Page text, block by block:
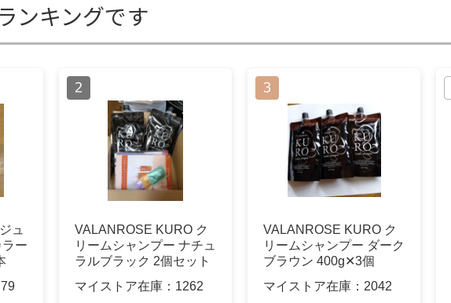
ンキングです
ュ
ー
VALANROSE KURO ク
リームシャンプー ナチュ
ラルブラック 2個セット
マイストア在庫： 1262
VALANROSE KURO ク
リームシャンプー ダーク
ブラウン 400g✕3個
マイストア在庫： 2042